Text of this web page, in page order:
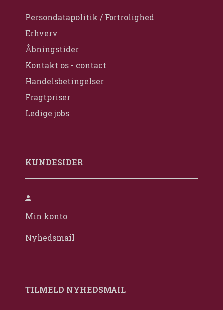
Persondatapolitik / Fortrolighed
Erhverv
Åbningstider
Kontakt os - contact
Handelsbetingelser
Fragtpriser
Ledige jobs
KUNDESIDER
Min konto
Nyhedsmail
TILMELD NYHEDSMAIL